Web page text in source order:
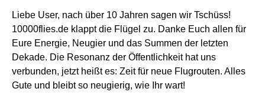
Liebe User, nach über 10 Jahren sagen wir Tschüss!
10000flies.de klappt die Flügel zu. Danke Euch allen für
Eure Energie, Neugier und das Summen der letzten
Dekade. Die Resonanz der Öffentlichkeit hat uns
verbunden, jetzt heißt es: Zeit für neue Flugrouten. Alles
Gute und bleibt so neugierig, wie Ihr wart!